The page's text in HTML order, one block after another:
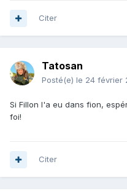
Citer
Tatosan
Posté(e) le 24 février
Si Fillon l'a eu dans fion,
foi!
Citer